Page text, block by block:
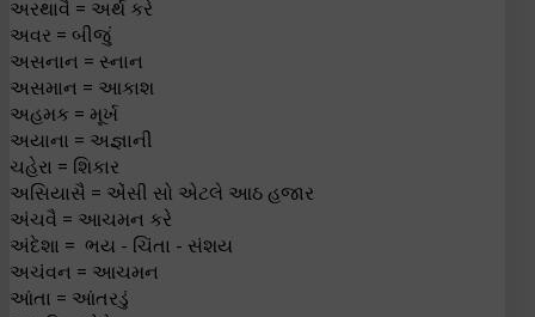
અરથાવૈ = અર્થ કરે
અવર = બીજું
અસનાન = સ્નાન
અસમાન = આકાશ
અહમક = મૂર્ખ
અયાના = અજ્ઞાની
ચહેરા = શિકાર
અસિયાસૈ = એંસી સો એટલે આઠ હજાર
અંચવૈ = આચમન કરે
અંદેશા = ભય - ચિંતા - સંશય
અચંવન = આચમન
આંતા = આંતરડું